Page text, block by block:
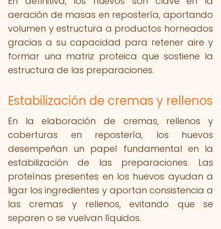
aeración de masas en repostería, aportando
volumen y estructura a productos horneados
gracias a su capacidad para retener aire y
formar una matriz proteica que sostiene la
estructura de las preparaciones.
Estabilización de cremas y rellenos
En la elaboración de cremas, rellenos y
coberturas en repostería, los huevos
desempeñan un papel fundamental en la
estabilización de las preparaciones. Las
proteínas presentes en los huevos ayudan a
ligar los ingredientes y aportan consistencia a
las cremas y rellenos, evitando que se
separen o se vuelvan líquidos.